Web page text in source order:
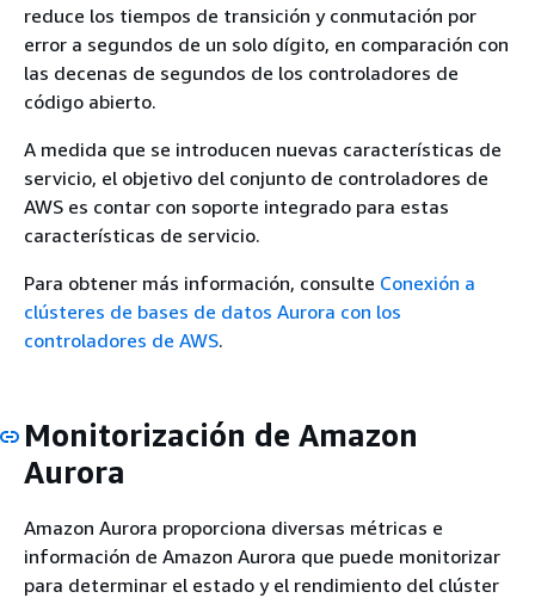
reduce los tiempos de transición y conmutación por
error a segundos de un solo dígito, en comparación con
las decenas de segundos de los controladores de
código abierto.
A medida que se introducen nuevas características de
servicio, el objetivo del conjunto de controladores de
AWS es contar con soporte integrado para estas
características de servicio.
Para obtener más información, consulte Conexión a
clústeres de bases de datos Aurora con los
controladores de AWS.
Monitorización de Amazon
Aurora
Amazon Aurora proporciona diversas métricas e
información de Amazon Aurora que puede monitorizar
para determinar el estado y el rendimiento del clúster